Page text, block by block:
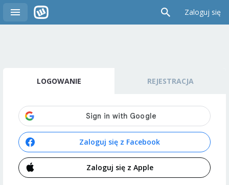
Zaloguj się
LOGOWANIE REJESTRACJA
Zaloguj się z Facebook
Zaloguj się z Apple